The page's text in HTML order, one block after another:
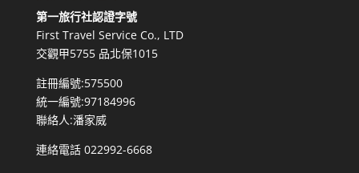
第一旅行社認證字號
First Travel Service Co., LTD
交觀甲5755 品北保1015
註冊編號:575500
統一編號:97184996
聯絡人:潘家威
連絡電話 022992-6668